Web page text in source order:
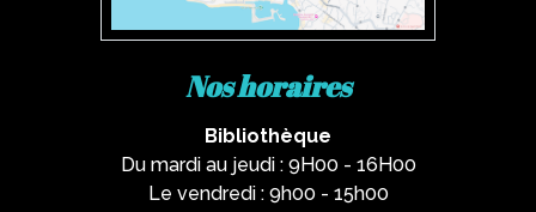
Nos horaires
Bibliothèque
Du mardi au jeudi : 9H00 - 16H00
Le vendredi : 9h00 - 15h00